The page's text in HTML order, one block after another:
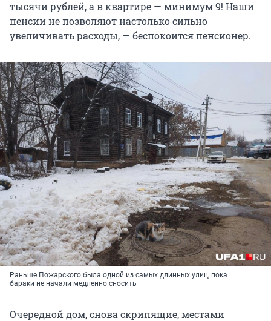
тысячи рублей, а в квартире — минимум 9! Наши
пенсии не позволяют настолько сильно
увеличивать расходы, — беспокоится пенсионер.
Раньше Пожарского была одной из самых длинных улиц, пока
бараки не начали медленно сносить
Очередной дом, снова скрипящие, местами